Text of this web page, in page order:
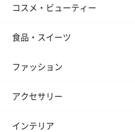
コスメ・ビューティー
食品・スイーツ
ファッション
アクセサリー
インテリア